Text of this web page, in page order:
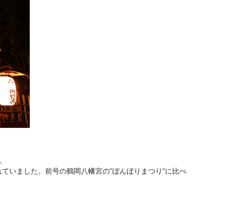
いました。前号の鶴岡八幡宮の”ぼんぼりまつり”に比べ